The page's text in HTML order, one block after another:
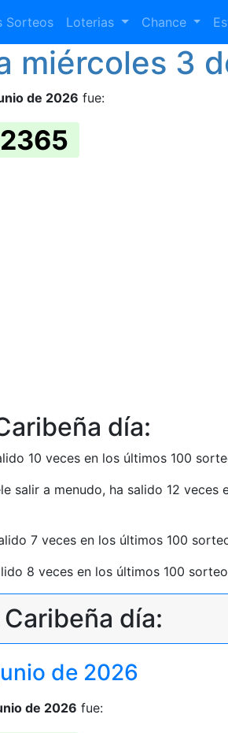
Sorteos Loterias Chance
miércoles 3
de 2026 fue:
2365
día:
10 veces en los últimos 100
salir a menudo, ha salido 12
7 veces en los últimos 100
8 veces en los últimos 100
día:
de 2026
de 2026 fue: